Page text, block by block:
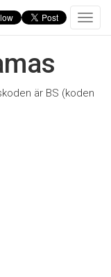
T
o
e
är BS (koden